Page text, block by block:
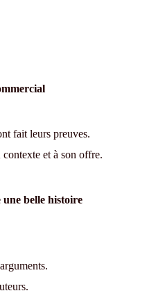
fait leurs preuves.
contexte et à son offre.
belle histoire